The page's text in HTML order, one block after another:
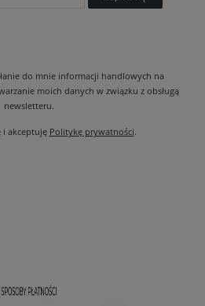
do mnie informacji handlowych na
moich danych w związku z obsługą
newsletteru.
i akceptuję Politykę prywatności.